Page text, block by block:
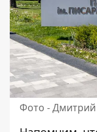
Фото -